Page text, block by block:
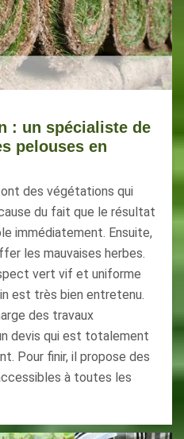
: un spécialiste de
pelouses en
des végétations qui
du fait que le résultat
immédiatement. Ensuite,
les mauvaises herbes.
vert vif et uniforme
est très bien entretenu.
des travaux
devis qui est totalement
Pour finir, il propose des
à toutes les